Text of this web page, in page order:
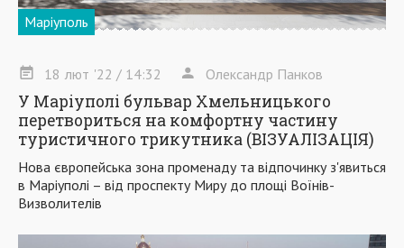
Маріуполь
18 лют '22 / 14:32 Олександр Панков
У Маріуполі бульвар Хмельницького
перетвориться на комфортну частину
туристичного трикутника (ВІЗУАЛІЗАЦІЯ)
Нова європейська зона променаду та відпочинку з'явиться
в Маріуполі – від проспекту Миру до площі Воїнів-
Визволителів